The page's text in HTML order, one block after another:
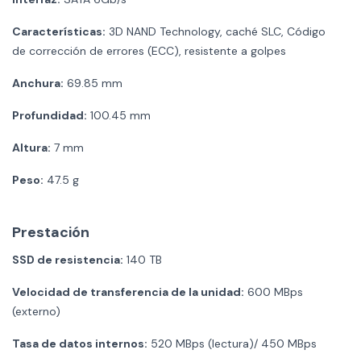
Características: 3D NAND Technology, caché SLC, Código
de corrección de errores (ECC), resistente a golpes
Anchura: 69.85 mm
Profundidad: 100.45 mm
Altura: 7 mm
Peso: 47.5 g
Prestación
SSD de resistencia: 140 TB
Velocidad de transferencia de la unidad: 600 MBps
(externo)
Tasa de datos internos: 520 MBps (lectura)/ 450 MBps